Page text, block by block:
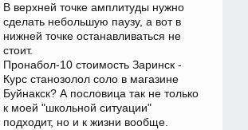
В верхней точке амплитуды нужно
сделать небольшую паузу, а вот в
нижней точке останавливаться не
стоит.
Пронабол-10 стоимость Заринск -
Курс станозолол соло в магазине
Буйнакск? А пословица так не только
к моей "школьной ситуации"
подходит, но и к жизни вообще.